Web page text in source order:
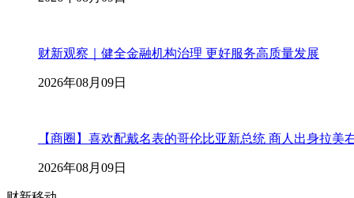
财新观察｜健全金融机构治理 更好服务高质量发展
2026年08月09日
【商圈】喜欢配戴名表的哥伦比亚新总统 商人出身拉美
2026年08月09日